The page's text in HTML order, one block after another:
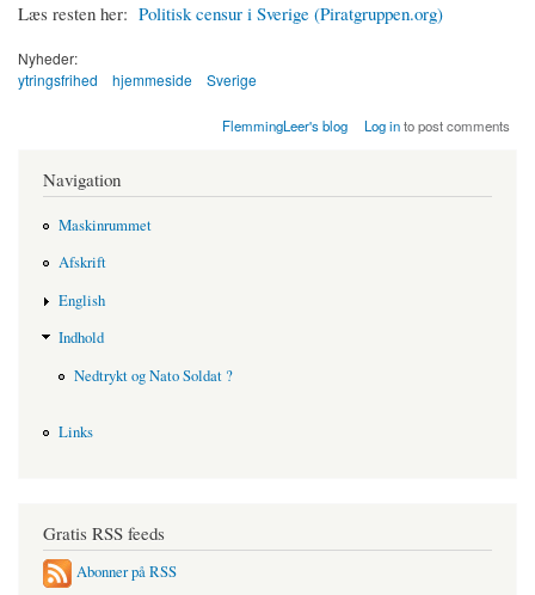
Læs resten her: Politisk censur i Sverige (Piratgruppen.org)
Nyheder:
ytringsfrihed
hjemmeside Sverige
FlemmingLeer's blog Log into post comments
Navigation
Maskinrummet
Afskrift
English
Indhold
Nedtrykt og Nato Soldat ?
Links
Gratis RSS feeds
Abonner på RSS